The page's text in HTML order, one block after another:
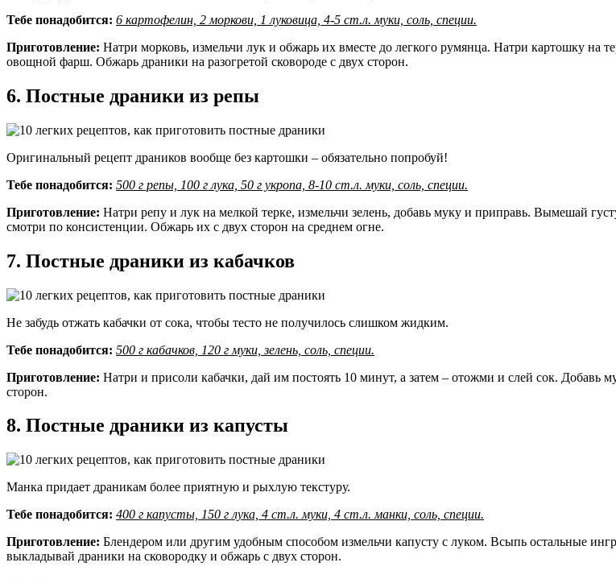
Тебе понадобится: 6 картофелин, 2 моркови, 1 луковица, 4-5 ст.л. муки, соль, специи.
Приготовление: Натри морковь, измельчи лук и обжарь их вместе до легкого румянца. Натри картошку на
овощной фарш. Обжарь драники на разогретой сковороде с двух сторон.
6. Постные драники из репы
Оригинальный рецепт драников вообще без картошки – обязательно попробуй!
Тебе понадобится: 500 г репы, 100 г лука, 50 г укропа, 8-10 ст.л. муки, соль, специи.
Приготовление: Натри репу и лук на мелкой терке, измельчи зелень, добавь муку и приправь. Вымешай
смотри по консистенции. Обжарь их с двух сторон на среднем огне.
7. Постные драники из кабачков
Не забудь отжать кабачки от сока, чтобы тесто не получилось слишком жидким.
Тебе понадобится: 500 г кабачков, 120 г муки, зелень, соль, специи.
Приготовление: Натри и присоли кабачки, дай им постоять 10 минут, а затем – отожми и слей сок. Добавь
сторон.
8. Постные драники из капусты
Манка придает драникам более приятную и рыхлую текстуру.
Тебе понадобится: 400 г капусты, 150 г лука, 4 ст.л. муки, 4 ст.л. манки, соль, специи.
Приготовление: Блендером или другим удобным способом измельчи капусту с луком. Всыпь остальные
выкладывай драники на сковородку и обжарь с двух сторон.